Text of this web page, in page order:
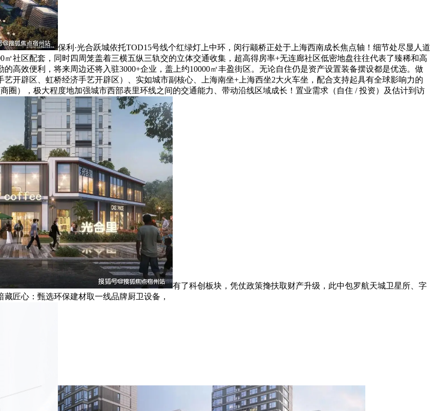
保利·光合跃城依托TOD15号线个红绿灯上中环，闵行颛桥正处于上海西南成长焦点轴！细节处尽显人道
社区配套，同时四周笼盖着三横五纵三轨交的立体交通收集，超高得房率+无连廊社区低密地盘往往代表了臻稀和高
高效便利，将来周边还将入驻3000+企业，盖上约10000㎡丰盈街区。无论自住仍是资产设置装备摆设都是优选。做
开辟区、虹桥经济手艺开辟区）、实如城市副核心、上海南坐+上海西坐2大火车坐，配合支持起具有全球影响力的
圈），极大程度地加强城市西部表里环线之间的交通能力、带动沿线区域成长！置业需求（自住 / 投资）及估计到访
有了科创板块，凭仗政策搀扶取财产升级，此中包罗航天城卫星所、字
匠心：甄选环保建材取一线品牌厨卫设备，